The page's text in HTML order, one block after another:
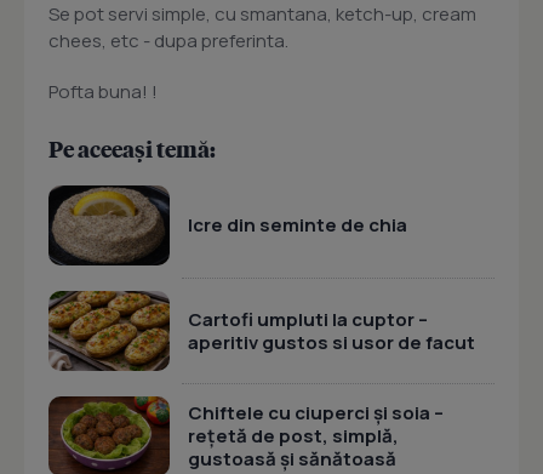
Se pot servi simple, cu smantana, ketch-up, cream
chees, etc - dupa preferinta.
Pofta buna! !
Pe aceeași temă:
Icre din seminte de chia
Cartofi umpluti la cuptor –
aperitiv gustos si usor de facut
Chiftele cu ciuperci și soia –
rețetă de post, simplă,
gustoasă și sănătoasă